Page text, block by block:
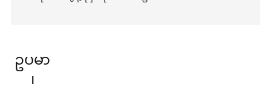
ဥပမာ
၊